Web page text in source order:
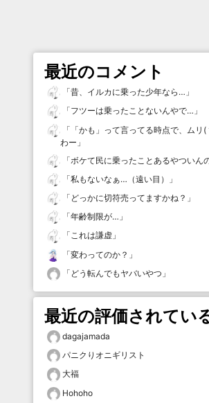
最近のコメント
「昔、イルカに乗った少年なら… 」
「フツーは乗ったことないんやで… 」
「 「かも」って言ってる時点で、ムリ
わー 」
「ボケて民に乗ったことあるやついん
「私もないなぁ…（遠い目）
」
「 どっかに切符売ってますかね？ 」
「年齢制限が… 」
「これは謙虚 」
「変わってのか？ 」
「 どう転んでもヤバいやつ 」
最近の評価されてい
dagajamada
パニクりオニギリスト
大福
Hohoho